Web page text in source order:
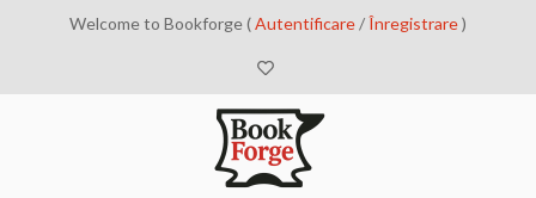
Welcome to Bookforge (Autentificare/Înregistrare)